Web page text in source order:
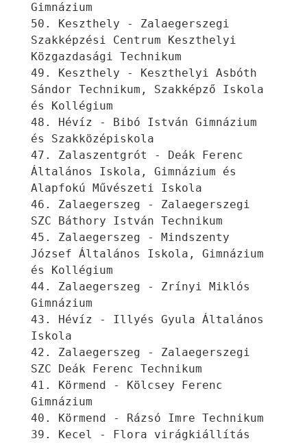
Gimnázium
50. Keszthely - Zalaegerszegi
Szakképzési Centrum Keszthelyi
Közgazdasági Technikum
49. Keszthely - Keszthelyi Asbóth
Sándor Technikum, Szakképző Iskola
és Kollégium
48. Hévíz - Bibó István Gimnázium
és Szakközépiskola
47. Zalaszentgrót - Deák Ferenc
Általános Iskola, Gimnázium és
Alapfokú Művészeti Iskola
46. Zalaegerszeg - Zalaegerszegi
SZC Báthory István Technikum
45. Zalaegerszeg - Mindszenty
József Általános Iskola, Gimnázium
és Kollégium
44. Zalaegerszeg - Zrínyi Miklós
Gimnázium
43. Hévíz - Illyés Gyula Általános
Iskola
42. Zalaegerszeg - Zalaegerszegi
SZC Deák Ferenc Technikum
41. Körmend - Kölcsey Ferenc
Gimnázium
40. Körmend - Rázsó Imre Technikum
39. Kecel - Flora virágkiállítás